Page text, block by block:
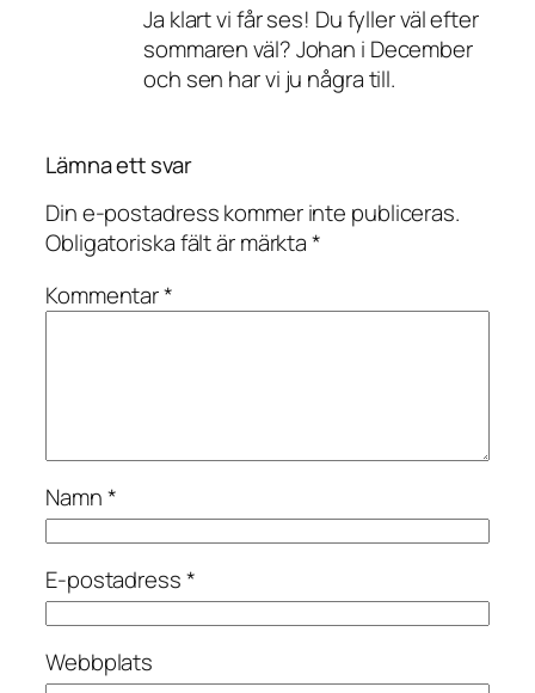
Ja klart vi får ses! Du fyller väl efter
sommaren väl? Johan i December
och sen har vi ju några till.
Lämna ett svar
Din e-postadress kommer inte publiceras.
Obligatoriska fält är märkta*
Kommentar*
Namn*
E-postadress*
Webbplats